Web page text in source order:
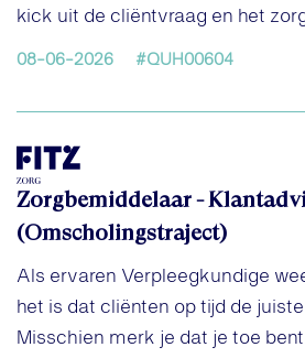
kick uit de cliëntvraag en het
08-06-2026 #QUH00604
Zorgbemiddelaar -
(Omscholingstraject)
Als ervaren Verpleegkundige
het is dat cliënten op tijd de
Misschien merk je dat je toe